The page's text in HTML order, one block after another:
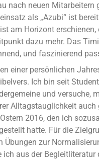
nach neuen Mitarbeitern
als „Azubi“ ist
am Horizont
dazu mehr. Das
und faszinierend
einer persönlichen
Ich bin seit
und versuche,
Alltagstauglichkeit auch
2016, den ich
hatte. Für die
zur
aus der Begleitliteratur